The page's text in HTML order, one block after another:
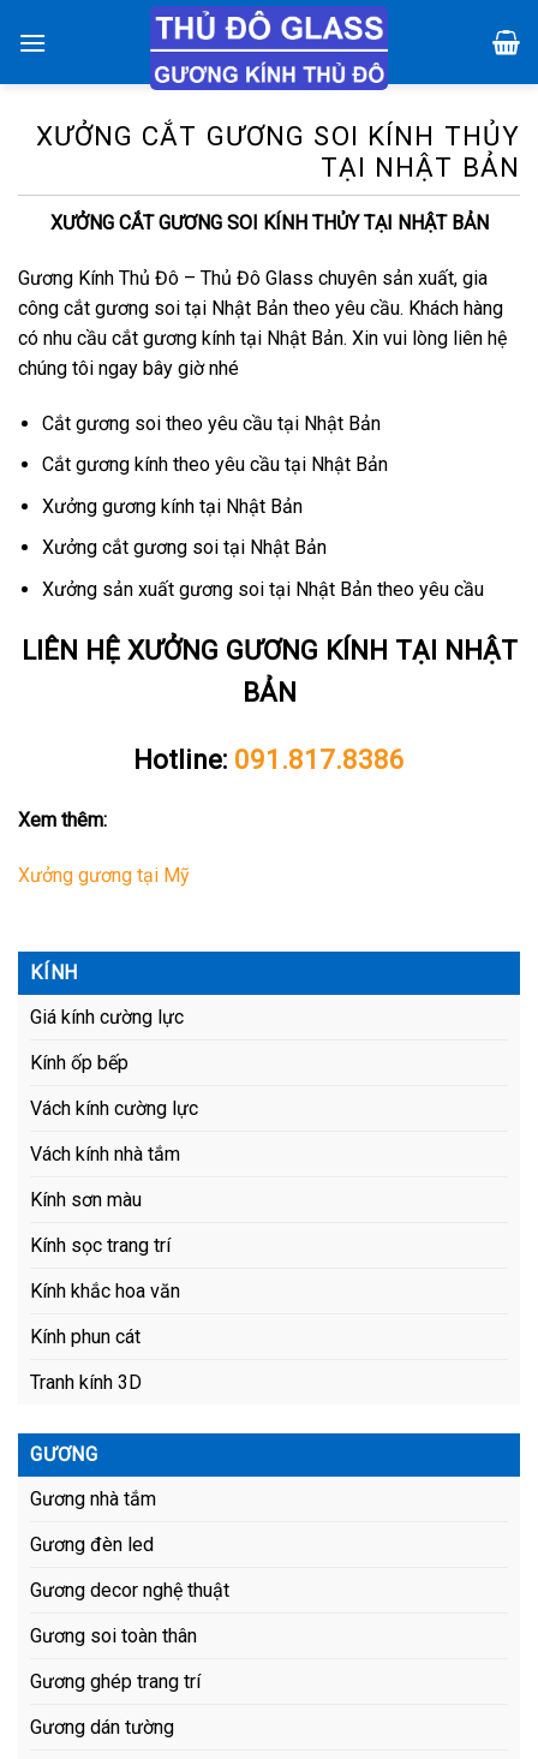
đến
XƯỞNG CẮT GƯƠNG SOI KÍNH THỦY
TẠI NHẬT BẢN
XƯỞNG CẮT GƯƠNG SOI KÍNH THỦY TẠI NHẬT BẢN
Gương Kính Thủ Đô – Thủ Đô Glass chuyên sản xuất, gia
công cắt gương soi tại Nhật Bản theo yêu cầu. Khách hàng
có nhu cầu cắt gương kính tại Nhật Bản. Xin vui lòng liên hệ
chúng tôi ngay bây giờ nhé
Cắt gương soi theo yêu cầu tại Nhật Bản
Cắt gương kính theo yêu cầu tại Nhật Bản
Xưởng gương kính tại Nhật Bản
Xưởng cắt gương soi tại Nhật Bản
Xưởng sản xuất gương soi tại Nhật Bản theo yêu cầu
LIÊN HỆ XƯỞNG GƯƠNG KÍNH TẠI NHẬT
BẢN
Hotline: 091.817.8386
Xem thêm:
Xưởng gương tại Mỹ
KÍNH
Giá kính cường lực
Kính ốp bếp
Vách kính cường lực
Vách kính nhà tắm
Kính sơn màu
Kính sọc trang trí
Kính khắc hoa văn
Kính phun cát
Tranh kính 3D
GƯƠNG
Gương nhà tắm
Gương đèn led
Gương decor nghệ thuật
Gương soi toàn thân
Gương ghép trang trí
Gương dán tường